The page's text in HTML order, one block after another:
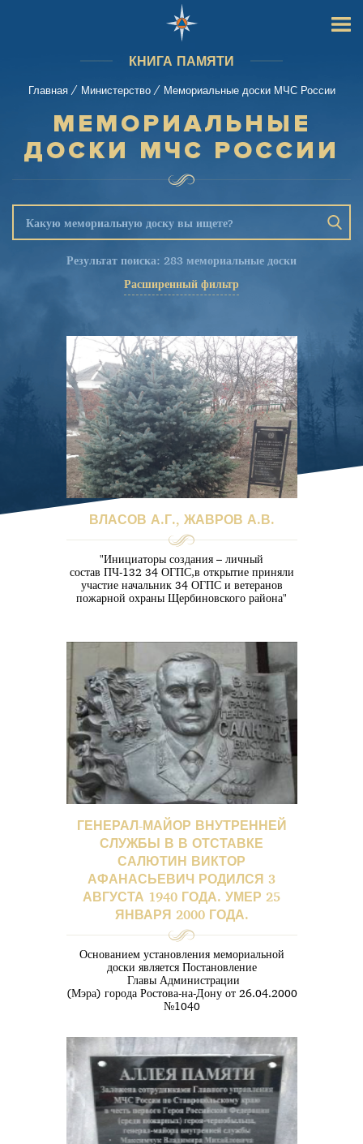
КНИГА ПАМЯТИ
Главная / Министерство / Мемориальные доски МЧС России
МЕМОРИАЛЬНЫЕ
ДОСКИ МЧС РОССИИ
Расширенный фильтр
Результат поиска: 283 мемориальные доски
ВЛАСОВ А.Г., ЖАВРОВ А.В.
"Инициаторы создания – личный
состав ПЧ-132 34 ОГПС,в открытие приняли
участие начальник 34 ОГПС и ветеранов
пожарной охраны Щербиновского района"
ГЕНЕРАЛ-МАЙОР ВНУТРЕННЕЙ
СЛУЖБЫ В В ОТСТАВКЕ
САЛЮТИН ВИКТОР
АФАНАСЬЕВИЧ РОДИЛСЯ 3
АВГУСТА 1940 ГОДА. УМЕР 25
ЯНВАРЯ 2000 ГОДА.
Основанием установления мемориальной
доски является Постановление
Главы Администрации
(Мэра) города Ростова-на-Дону от 26.04.2000
№1040